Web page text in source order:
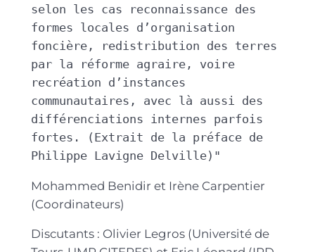
selon les cas reconnaissance des
formes locales d’organisation
foncière, redistribution des terres
par la réforme agraire, voire
recréation d’instances
communautaires, avec là aussi des
différenciations internes parfois
fortes. (Extrait de la préface de
Philippe Lavigne Delville)"
Mohammed Benidir et Irène Carpentier
(Coordinateurs)
Discutants : Olivier Legros (Université de